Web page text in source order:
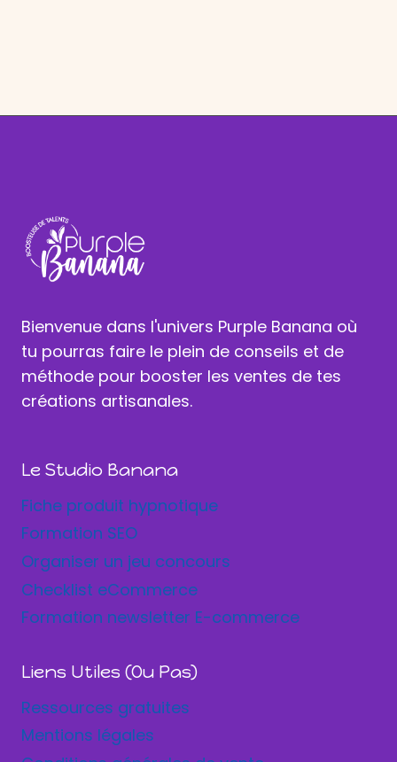
Bienvenue dans l'univers Purple Banana où
tu pourras faire le plein de conseils et de
méthode pour booster les ventes de tes
créations artisanales.
Le Studio Banana
Fiche produit hypnotique
Formation SEO
Organiser un jeu concours
Checklist eCommerce
Formation newsletter E-commerce
Liens Utiles (ou Pas)
Ressources gratuites
Mentions légales